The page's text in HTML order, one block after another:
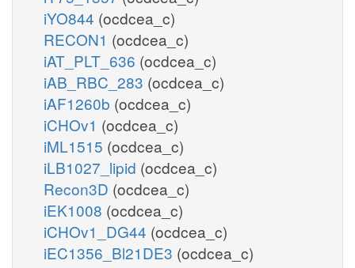
iYO844 (ocdcea_c)
RECON1 (ocdcea_c)
iAT_PLT_636 (ocdcea_c)
iAB_RBC_283 (ocdcea_c)
iAF1260b (ocdcea_c)
iCHOv1 (ocdcea_c)
iML1515 (ocdcea_c)
iLB1027_lipid (ocdcea_c)
Recon3D (ocdcea_c)
iEK1008 (ocdcea_c)
iCHOv1_DG44 (ocdcea_c)
iEC1356_Bl21DE3 (ocdcea_c)